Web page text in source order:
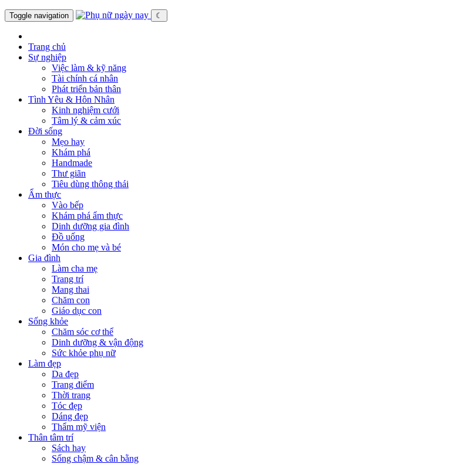
Toggle navigation ☾
Trang chủ
Sự nghiệp
Việc làm & kỹ năng
Tài chính cá nhân
Phát triển bản thân
Tình Yêu & Hôn Nhân
Kinh nghiệm cưới
Tâm lý & cảm xúc
Đời sống
Mẹo hay
Khám phá
Handmade
Thư giãn
Tiêu dùng thông thái
Ẩm thực
Vào bếp
Khám phá ẩm thực
Dinh dưỡng gia đình
Đồ uống
Món cho mẹ và bé
Gia đình
Làm cha mẹ
Trang trí
Mang thai
Chăm con
Giáo dục con
Sống khỏe
Chăm sóc cơ thể
Dinh dưỡng & vận động
Sức khỏe phụ nữ
Làm đẹp
Da đẹp
Trang điểm
Thời trang
Tóc đẹp
Dáng đẹp
Thẩm mỹ viện
Thân tâm trí
Sách hay
Sống chậm & cân bằng